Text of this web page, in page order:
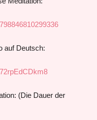
auf Deutsch:
(Die Dauer der